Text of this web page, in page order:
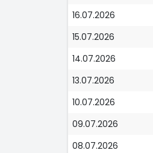
16.07.2026
15.07.2026
14.07.2026
13.07.2026
10.07.2026
09.07.2026
08.07.2026